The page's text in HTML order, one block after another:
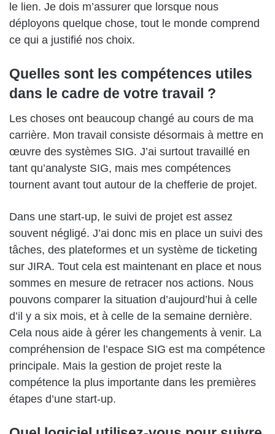
le lien. Je dois m’assurer que lorsque nous
déployons quelque chose, tout le monde comprend
ce qui a justifié nos choix.
Quelles sont les compétences utiles
dans le cadre de votre travail ?
Les choses ont beaucoup changé au cours de ma
carrière. Mon travail consiste désormais à mettre en
œuvre des systèmes SIG. J’ai surtout travaillé en
tant qu’analyste SIG, mais mes compétences
tournent avant tout autour de la chefferie de projet.
Dans une start-up, le suivi de projet est assez
souvent négligé. J’ai donc mis en place un suivi des
tâches, des plateformes et un système de ticketing
sur JIRA. Tout cela est maintenant en place et nous
sommes en mesure de retracer nos actions. Nous
pouvons comparer la situation d’aujourd’hui à celle
d’il y a six mois, et à celle de la semaine dernière.
Cela nous aide à gérer les changements à venir. La
compréhension de l’espace SIG est ma compétence
principale. Mais la gestion de projet reste la
compétence la plus importante dans les premières
étapes d’une start-up.